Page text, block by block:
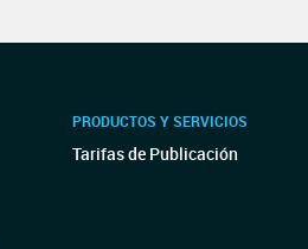
PRODUCTOS Y SERVICIOS
Tarifas de Publicación